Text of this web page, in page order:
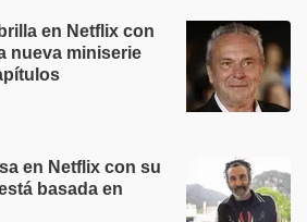
en Netflix con
nueva miniserie
en Netflix con su
basada en